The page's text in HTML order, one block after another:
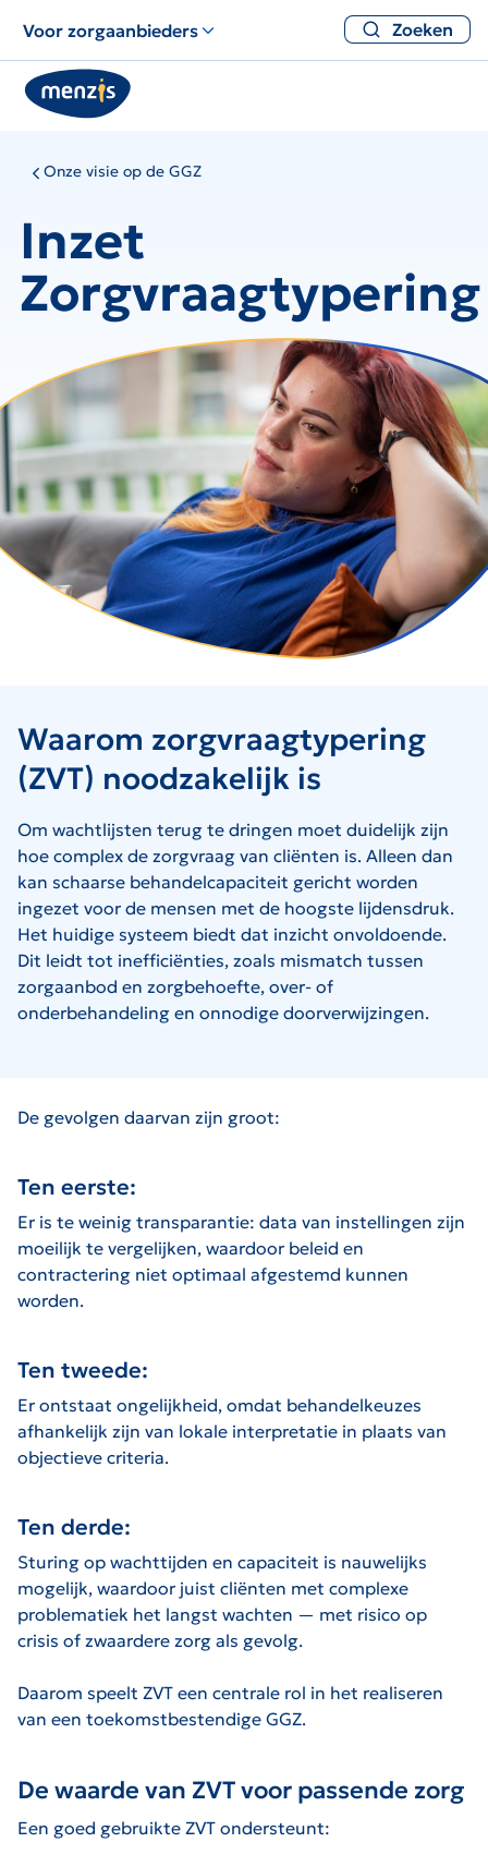
Voor zorgaanbieders Zoeken
Onze visie op de GGZ
Inzet
Zorgvraagtypering
Waarom zorgvraagtypering
(ZVT) noodzakelijk is
Om wachtlijsten terug te dringen moet duidelijk zijn
hoe complex de zorgvraag van cliënten is. Alleen dan
kan schaarse behandelcapaciteit gericht worden
ingezet voor de mensen met de hoogste lijdensdruk.
Het huidige systeem biedt dat inzicht onvoldoende.
Dit leidt tot inefficiënties, zoals mismatch tussen
zorgaanbod en zorgbehoefte, over- of
onderbehandeling en onnodige doorverwijzingen.
De gevolgen daarvan zijn groot:
Ten eerste:
Er is te weinig transparantie: data van instellingen zijn
moeilijk te vergelijken, waardoor beleid en
contractering niet optimaal afgestemd kunnen
worden.
Ten tweede:
Er ontstaat ongelijkheid, omdat behandelkeuzes
afhankelijk zijn van lokale interpretatie in plaats van
objectieve criteria.
Ten derde:
Sturing op wachttijden en capaciteit is nauwelijks
mogelijk, waardoor juist cliënten met complexe
problematiek het langst wachten — met risico op
crisis of zwaardere zorg als gevolg.
Daarom speelt ZVT een centrale rol in het realiseren
van een toekomstbestendige GGZ.
De waarde van ZVT voor passende zorg
Een goed gebruikte ZVT ondersteunt: